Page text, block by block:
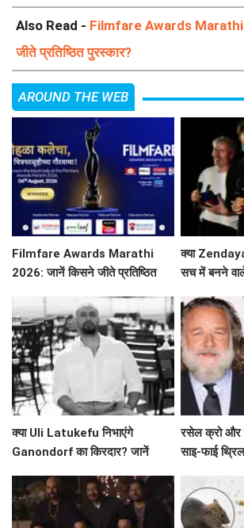
Also Read - Filmfare Awards Marathi
जीते प्रतिष्ठित पुरस्कार?
AROUND THE WEB
Filmfare Awards Marathi
2026: जानें किसने जीते प्रतिष्ठित
क्या
सच में बनने
क्या Uli Latukefu निभाएंगे
Ganondorf का किरदार? जानें
रसेल क्रो और
साइ-फाई